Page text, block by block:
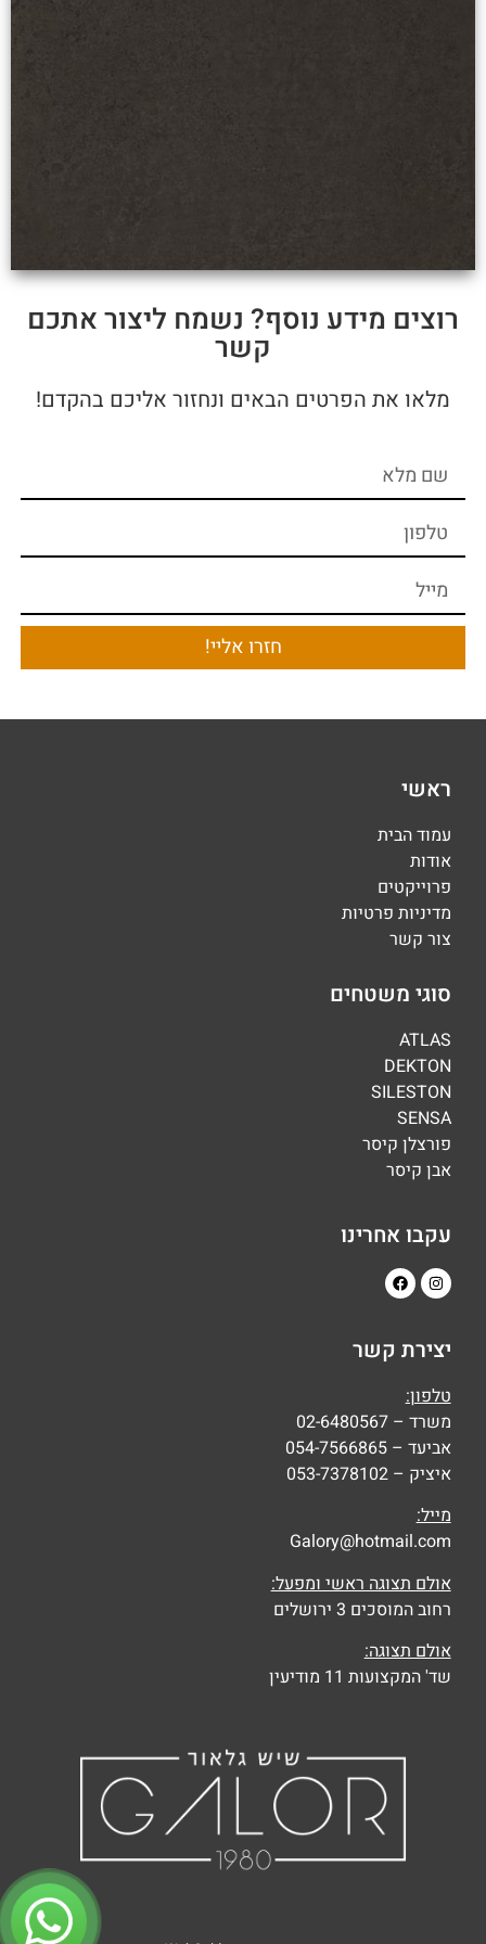
רוצים מידע נוסף? נשמח ליצור אתכם
קשר
מלאו את הפרטים הבאים ונחזור אליכם בהקדם!
חזרו אליי!
ראשי
עמוד הבית
אודות
פרוייקטים
מדיניות פרטיות
צור קשר
סוגי משטחים
ATLAS
DEKTON
SILESTON
SENSA
פורצלן קיסר
אבן קיסר
עקבו אחרינו
יצירת קשר
טלפון:
משרד – 02-6480567
אביעד – 054-7566865
איציק – 053-7378102
מייל:
Galory@hotmail.com
אולם תצוגה ראשי ומפעל:
רחוב המוסכים 3 ירושלים
אולם תצוגה:
שד' המקצועות 11 מודיעין